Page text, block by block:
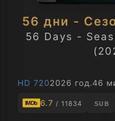
56 дни -
56 Days -
HD 7202026 год.46
IMDb 6.7 / 11834 SUB